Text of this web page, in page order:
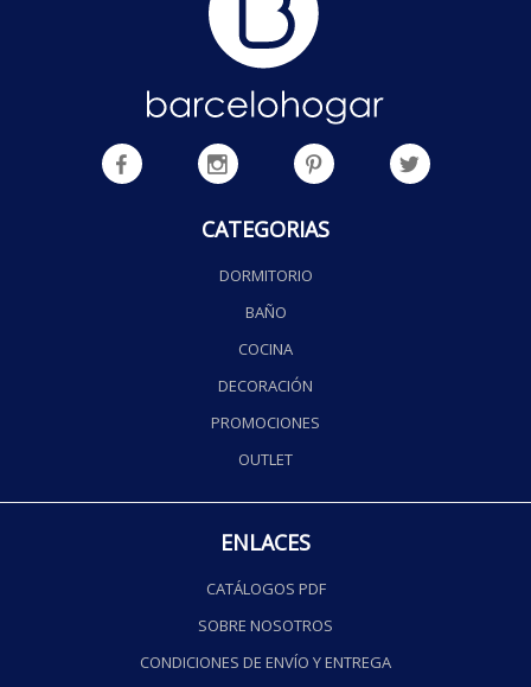
CATEGORIAS
DORMITORIO
BAÑO
COCINA
DECORACIÓN
PROMOCIONES
OUTLET
ENLACES
CATÁLOGOS PDF
SOBRE NOSOTROS
CONDICIONES DE ENVÍO Y ENTREGA